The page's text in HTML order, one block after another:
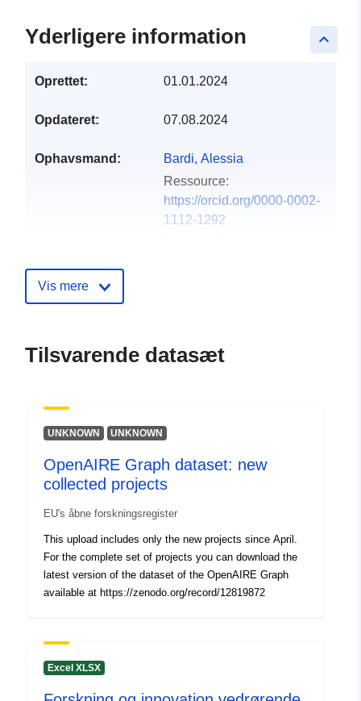
keyboard_arrow_up
Yderligere information
Oprettet: 01.01.2024
Opdateret: 07.08.2024
Ophavsmand:
Bardi, Alessia
Ressource:
https://orcid.org/0000-0002-
1112-1292
Ressource:
Baglioni, Miriam
Ressource:
https://orcid.org/0000-0002-
2273-9004
Sprog: English
Forlag: Zenodo
Vis mere
Tilsvarende datasæt
UNKNOWN UNKNOWN
OpenAIRE Graph dataset: new
collected projects
EU's åbne forskningsregister
This upload includes only the new projects since April.
For the complete set of projects you can download the
latest version of the dataset of the OpenAIRE Graph
available at https://zenodo.org/record/12819872
Excel XLSX